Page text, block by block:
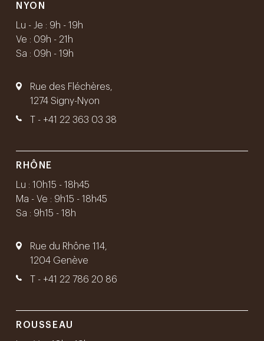
NYON
Lu - Je : 9h - 19h
Ve : 09h - 21h
Sa : 09h - 19h
Rue des Fléchères,
1274 Signy-Nyon
T - +41 22 363 03 38
RHÔNE
Lu : 10h15 - 18h45
Ma - Ve : 9h15 - 18h45
Sa : 9h15 - 18h
Rue du Rhône 114,
1204 Genève
T - +41 22 786 20 86
ROUSSEAU